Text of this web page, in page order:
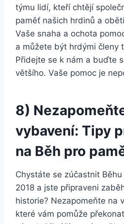
týmu lidí, kteří chtějí
paměť našich hrdinů a
Vaše snaha a ochota
a můžete být hrdými členy
Přidejte se k nám a buďte
většího. Vaše pomoc je
8)
vybavení: Tipy
na Běh pro
Chystáte se zúčastnit
2018 a jste připraveni
historie? Nezapomeňte na
které vám pomůže